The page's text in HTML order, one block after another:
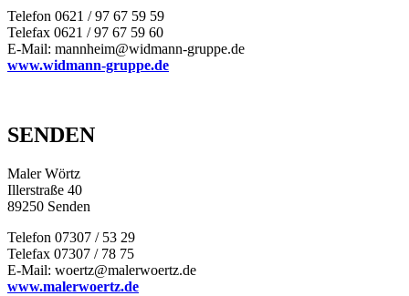
Telefon 0621 / 97 67 59 59
Telefax 0621 / 97 67 59 60
E-Mail: mannheim@widmann-gruppe.de
www.widmann-gruppe.de
SENDEN
Maler Wörtz
Illerstraße 40
89250 Senden
Telefon 07307 / 53 29
Telefax 07307 / 78 75
E-Mail: woertz@malerwoertz.de
www.malerwoertz.de